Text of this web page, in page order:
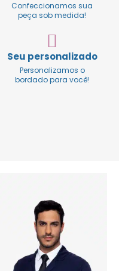
Confeccionamos sua
peça sob medida!
Seu personalizado
Personalizamos o
bordado para você!